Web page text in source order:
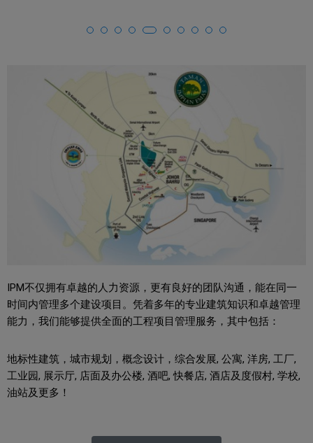
IPM不仅拥有卓越的人力资源，更有良好的团队沟通，能在同一
时间内管理多个建设项目。凭着多年的专业建筑知识和卓越管理
能力，我们能够提供全面的工程项目管理服务，其中包括：
地标性建筑，城市规划，概念设计，综合发展, 公寓, 洋房, 工厂,
工业园, 展示厅, 店面及办公楼, 酒吧, 快餐店, 酒店及度假村, 学校,
油站及更多！